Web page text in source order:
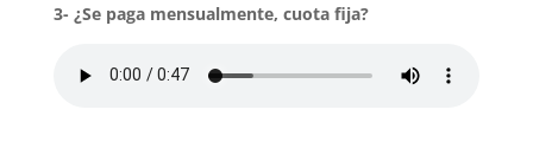
3- ¿Se paga mensualmente, cuota fija?